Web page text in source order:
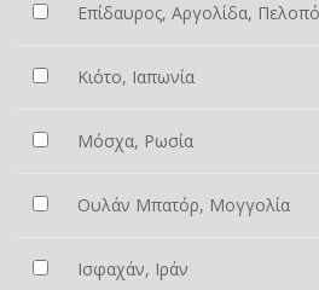
Επίδαυρος, Αργολίδα,
Κιότο, Ιαπωνία
Μόσχα, Ρωσία
Ουλάν Μπατόρ, Μογγολία
Ισφαχάν, Ιράν